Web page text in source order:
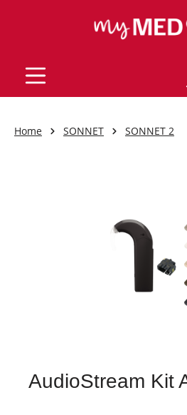
Home SONNET SONNET 2
AudioStream Kit